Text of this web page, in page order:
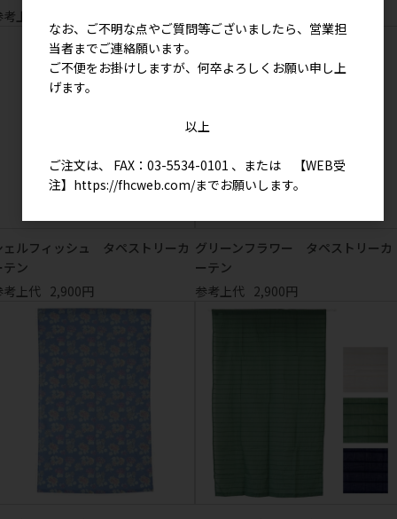
上代
ェルフィッシュ タペストリーカ
テン
考上代 2,900円
グリーンフラワー タペストリーカ
ーテン
参考上代 2,900円
なお、ご不明な点やご質問等ございましたら、営業担
当者までご連絡願います。
ご不便をお掛けしますが、何卒よろしくお願い申し上
げます。
以上
ご注文は、 FAX：03-5534-0101 、または 【WEB受
注】 https://fhcweb.com/までお願いします。